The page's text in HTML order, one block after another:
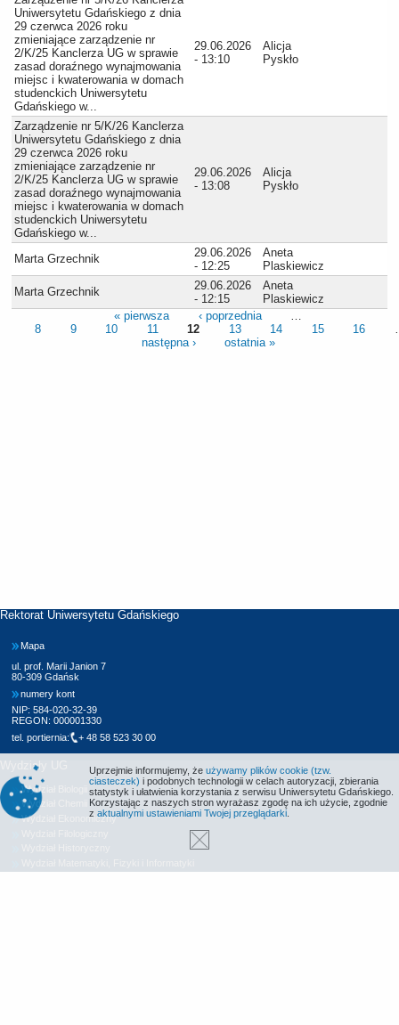
Uniwersytetu Gdańskiego z dnia
29 czerwca 2026 roku
zmieniające zarządzenie nr
2/K/25 Kanclerza UG w sprawie
zasad doraźnego wynajmowania
miejsc i kwaterowania w domach
studenckich Uniwersytetu
Gdańskiego w...
29.06.2026
- 13:10
Alicja
Pyskło
Zarządzenie nr 5/K/26 Kanclerza
Uniwersytetu Gdańskiego z dnia
29 czerwca 2026 roku
zmieniające zarządzenie nr
2/K/25 Kanclerza UG w sprawie
zasad doraźnego wynajmowania
miejsc i kwaterowania w domach
studenckich Uniwersytetu
Gdańskiego w...
29.06.2026
- 13:08
Alicja
Pyskło
Marta Grzechnik
29.06.2026
- 12:25
Aneta
Plaskiewicz
Marta Grzechnik
29.06.2026
- 12:15
Aneta
Plaskiewicz
« pierwsza
‹ poprzednia
8
9 10 11 12 13 14 15 16
następna ›
ostatnia »
Rektorat Uniwersytetu Gdańskiego
Mapa
ul. prof. Marii Janion 7
80-309 Gdańsk
numery kont
NIP: 584-020-32-39
REGON: 000001330
tel. portiernia:
+ 48 58 523 30 00
Wydziały UG
Wydział Biologii
Wydział Chemii
Wydział Ekonomiczny
Uprzejmie informujemy, że używamy plików cookie (tzw.
ciasteczek) i podobnych technologii w celach autoryzacji, zbierania
statystyk i ułatwienia korzystania z serwisu Uniwersytetu Gdańskiego.
Korzystając z naszych stron wyrażasz zgodę na ich użycie, zgodnie
z aktualnymi ustawieniami Twojej przeglądarki